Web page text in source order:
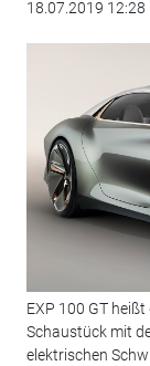
18.07.2019 12:28
EXP 100 GT
Schaustück mit
elektrischen